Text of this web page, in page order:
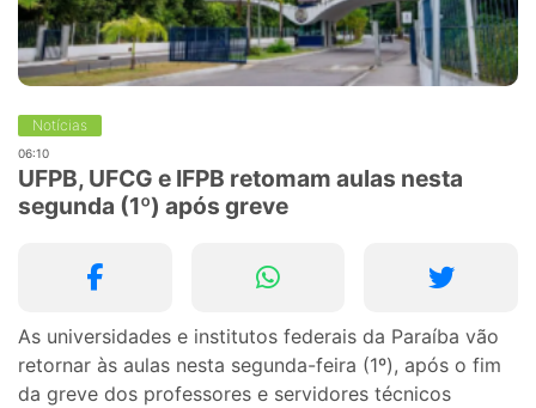
Notícias
06:10
UFPB, UFCG e IFPB retomam aulas nesta
segunda (1º) após greve
As universidades e institutos federais da Paraíba vão
retornar às aulas nesta segunda-feira (1º), após o fim
da greve dos professores e servidores técnicos